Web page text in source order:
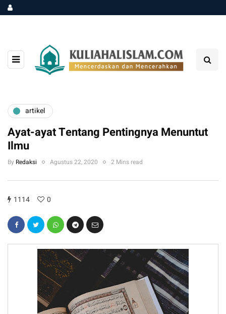
artikel
Ayat-ayat Tentang Pentingnya Menuntut
Ilmu
By Redaksi Agustus 22, 2020 2 Mins read
1114 0